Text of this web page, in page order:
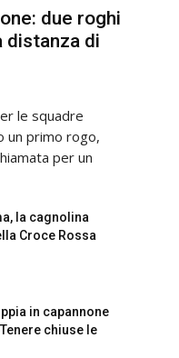
due roghi
distanza di
le squadre
un primo rogo,
per un
la cagnolina
Croce Rossa
in capannone
chiuse le